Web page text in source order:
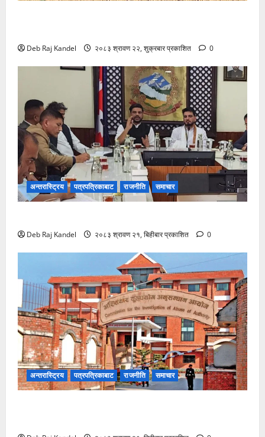
Deb Raj Kandel २०८३ श्रावण २२, शुक्रबार प्रकाशित 0
अन्तरास्ट्रिय पत्रपत्रिकाबाट राजनीति समाचार
Deb Raj Kandel २०८३ श्रावण २१, बिहीबार प्रकाशित 0
अन्तरास्ट्रिय पत्रपत्रिकाबाट राजनीति समाचार